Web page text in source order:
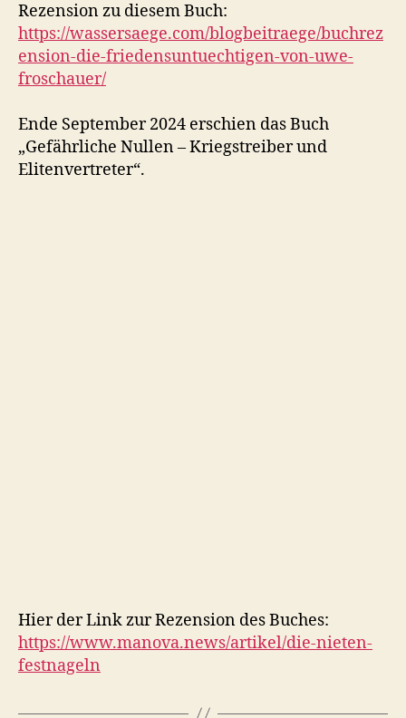
Rezension zu diesem Buch:
https://wassersaege.com/blogbeitraege/buchrez
ension-die-friedensuntuechtigen-von-uwe-
froschauer/
Ende September 2024 erschien das Buch
„Gefährliche Nullen – Kriegstreiber und
Elitenvertreter“.
Hier der Link zur Rezension des Buches:
https://www.manova.news/artikel/die-nieten-
festnageln